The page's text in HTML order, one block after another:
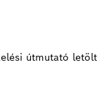
útmutató